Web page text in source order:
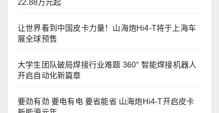
22.88万元起
让世界看到中国皮卡力量！山海炮Hi4-T将于上海车
展全球预售
大学生团队破局焊接行业难题 360° 智能焊接机器人
开启自动化新篇章
要劲有劲 要电有电 要省能省 山海炮Hi4-T开启皮卡